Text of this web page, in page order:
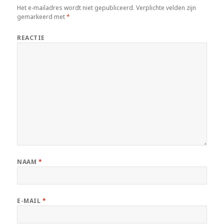
Het e-mailadres wordt niet gepubliceerd. Verplichte velden zijn
gemarkeerd met*
REACTIE
NAAM *
E-MAIL *